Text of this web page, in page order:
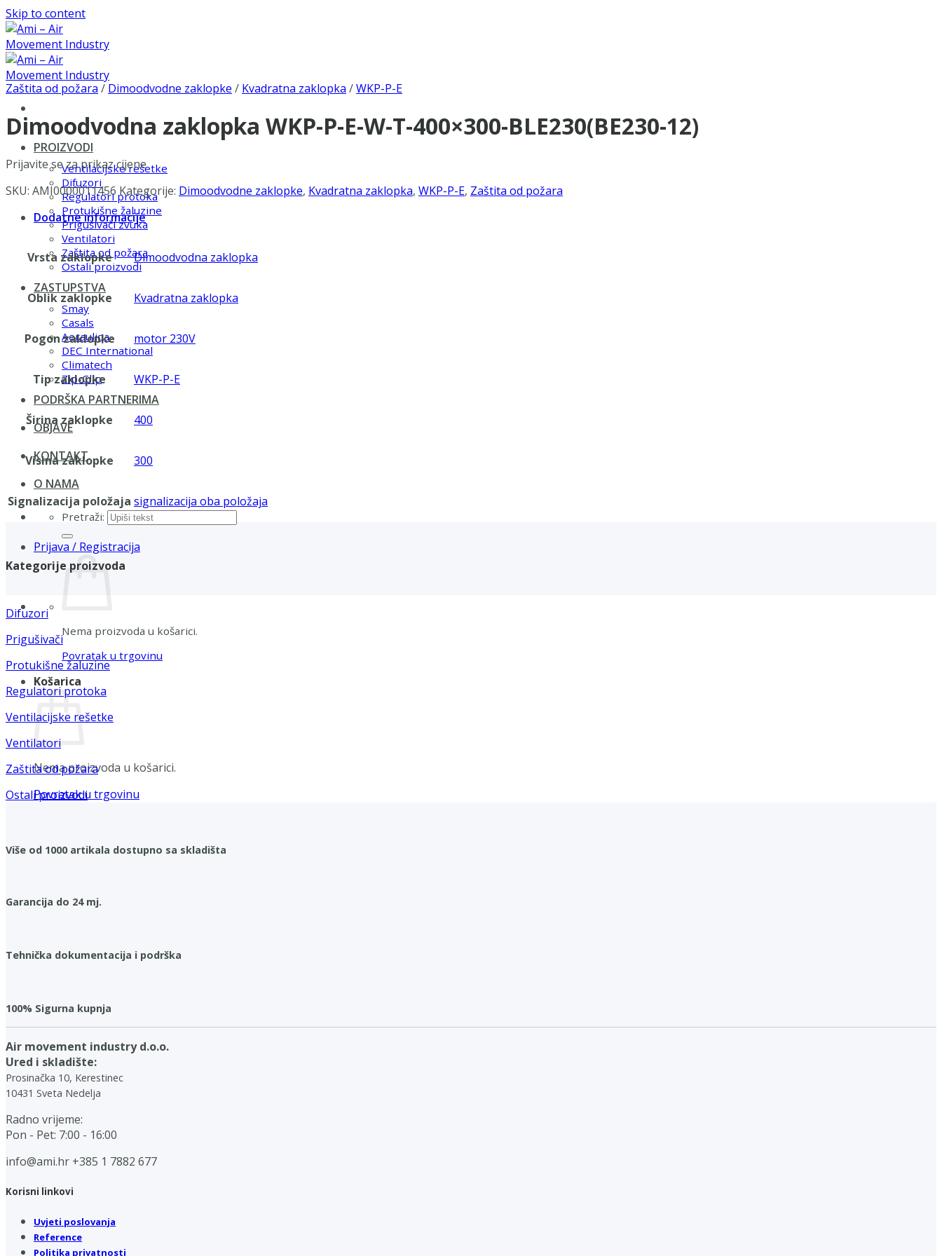
Skip to content
PROIZVODI
Ventilacijske rešetke
Difuzori
Regulatori protoka
Protukišne žaluzine
Prigušivači zvuka
Ventilatori
Zaštita od požara
Ostali proizvodi
ZASTUPSTVA
Smay
Casals
Aerauliqa
DEC International
Climatech
Zip-Clip
PODRŠKA PARTNERIMA
OBJAVE
KONTAKT
O NAMA
Pretraži:
Prijava / Registracija
Nema proizvoda u košarici.
Povratak u trgovinu
Košarica
Nema proizvoda u košarici.
Povratak u trgovinu
Zaštita od požara / Dimoodvodne zaklopke / Kvadratna zaklopka /WKP-P-E
Dimoodvodna zaklopka WKP-P-E-W-T-400×300-BLE230(BE230-12)
Prijavite se za prikaz cijene
SKU: AMI0000011456 Kategorije: Dimoodvodne zaklopke, Kvadratna zaklopka, WKP-P-E, Zaštita od požara
Dodatne informacije
Vrsta zaklopke Dimoodvodna zaklopka
Oblik zaklopke Kvadratna zaklopka
Pogon zaklopke motor 230V
Tip zaklopke WKP-P-E
Širina zaklopke 400
Visina zaklopke 300
Signalizacija položaja signalizacija oba položaja
Kategorije proizvoda
Difuzori
Prigušivači
Protukišne žaluzine
Regulatori protoka
Ventilacijske rešetke
Ventilatori
Zaštita od požara
Ostali proizvodi
Više od 1000 artikala dostupno sa skladišta
Garancija do 24 mj.
Tehnička dokumentacija i podrška
100% Sigurna kupnja
Air movement industry d.o.o.
Ured i skladište:
Prosinačka 10, Kerestinec
10431 Sveta Nedelja
Radno vrijeme:
Pon - Pet: 7:00 - 16:00
info@ami.hr +385 1 7882 677
Korisni linkovi
Uvjeti poslovanja
Reference
Politika privatnosti